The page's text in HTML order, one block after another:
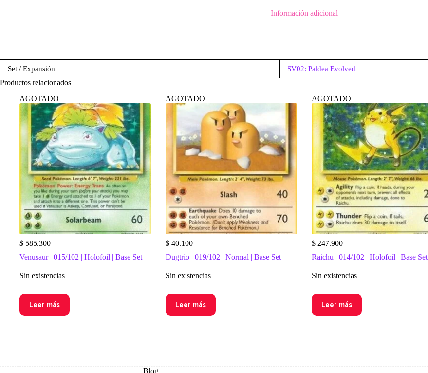
Información adicional
Set / Expansión SV02: Paldea Evolved
Productos relacionados
AGOTADO
$ 585.300
Venusaur | 015/102 | Holofoil | Base Set
Sin existencias
Leer más
AGOTADO
$40.100
Dugtrio | 019/102 | Normal | Base Set
Sin existencias
Leer más
AGOTADO
$247.900
Raichu | 014/102 | Holofoil | Base Set
Sin existencias
Leer más
Blog